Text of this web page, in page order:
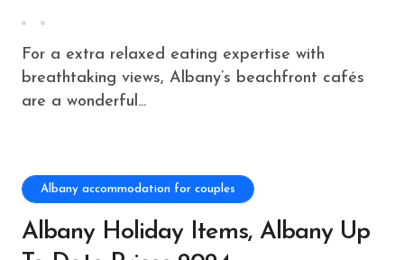
For a extra relaxed eating expertise with
breathtaking views, Albany’s beachfront cafés
are a wonderful...
Albany accommodation for couples
Albany Holiday Items, Albany Up